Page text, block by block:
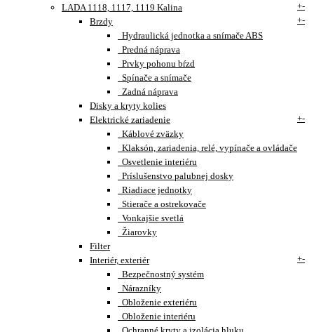
LADA 1118, 1117, 1119 Kalina
+-
Brzdy
+-
Hydraulická jednotka a snímače ABS
Predná náprava
Prvky pohonu bŕzd
Spínače a snímače
Zadná náprava
Disky a kryty kolies
Elektrické zariadenie
+-
Káblové zväzky
Klaksón, zariadenia, relé, vypínače a ovládače
Osvetlenie interiéru
Príslušenstvo palubnej dosky
Riadiace jednotky
Stierače a ostrekovače
Vonkajšie svetlá
Žiarovky
Filter
Interiér, exteriér
+-
Bezpečnostný systém
Nárazníky
Obloženie exteriéru
Obloženie interiéru